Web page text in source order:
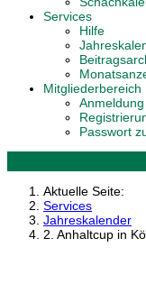
Services
Hilfe
Mitgliederbereich
Anmeldung
Passwort
Aktuelle Seite:
Services
Jahreskalender
2. Anhaltcup in